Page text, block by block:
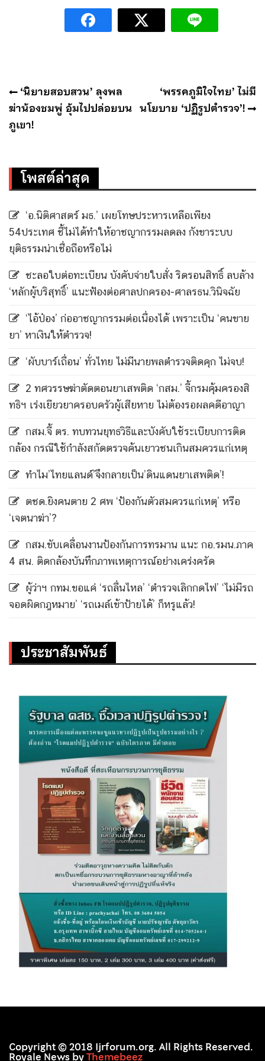
แนะแนว
เรื่อง
‘นิยายสอบสวน’ ลุงพล
ฆ่าน้องชมพู่ อุ้มไปปล่อยบน
ภูเขา!
‘พรรคภูมิใจไทย’ ไม่มี
นโยบาย ‘ปฏิรูปตำรวจ’!
โพสต์ล่าสุด
‘อ.นิติศาสตร์ มธ.’ เผยโทษประหารเหลือเพียง
54ประเทศ ชี้ไม่ได้ทำให้อาชญากรรมลดลง กังขาระบบ
ยุติธรรมน่าเชื่อถือหรือไม่
ชะลอใบต่อทะเบียน บังคับจ่ายใบสั่ง ริดรอนสิทธิ์ ลบล้าง
‘หลักผู้บริสุทธิ์’ แนะฟ้องต่อศาลปกครอง-ศาลรธน.วินิจฉัย
‘ไอ้ป๋อง’ ก่ออาชญากรรมต่อเนื่องได้ เพราะเป็น ‘คนขาย
ยา’ หาเงินให้ตำรวจ!
‘ผับบาร์เถื่อน’ ทั่วไทย ไม่มีนายพลตำรวจติดคุก ไม่จบ!
2 ทศวรรษฆ่าตัดตอนยาเสพติด ‘กสม.’ จี้กรมคุ้มครองสิ
ทธิฯ เร่งเยียวยาครอบครัวผู้เสียหาย ไม่ต้องรอผลคดีอาญา
กสม.จี้ ตร. ทบทวนยุทธวิธีและบังคับใช้ระเบียบการติด
กล้อง กรณีใช้กำลังสกัดตรวจค้นเยาวชนเกินสมควรแก่เหตุ
ทำไม’ไทยแลนด์’จึงกลายเป็น’ดินแดนยาเสพติด’!
ตชด.ยิงคนตาย 2 ศพ ‘ป้องกันตัวสมควรแก่เหตุ’ หรือ
‘เจตนาฆ่า’?
กสม.ขับเคลื่อนงานป้องกันการทรมาน แนะ กอ.รมน.ภาค
4 สน. ติดกล้องบันทึกภาพเหตุการณ์อย่างเคร่งครัด
ผู้ว่าฯ กทม.ขอแค่ ‘รถลื่นไหล’ ‘ตำรวจเลิกกดไฟ’ ‘ไม่มีรถ
จอดผิดกฎหมาย’ ‘รถเมล์เข้าป้ายได้’ ก็หรูแล้ว!
ประชาสัมพันธ์
Copyright © 2018 Ijrforum.org. All Rights Reserved.
Royale News byThemebeez